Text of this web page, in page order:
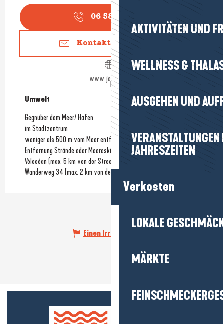
AKTIVITÄTEN UND
WELLNESS &
AUSGEHEN UND
JAHRESZEITEN
Verkosten
LOKALE
MÄRKTE
06 58 38 02
Kontaktieren Sie uns
www.jet-gliss.fr
Umwelt
Umwelt
Gegnüber dem Meer/ Hafen
im Stadtzentrum
weniger als 500 m vom Meer entfernt
Entfernung Strände oder Meeresküste
Vélocéan (max. 5 km von der Strecke entfernt)
Wanderweg 34 (max. 2 km von der Strecke entfernt)
Einen Irrtum angeben